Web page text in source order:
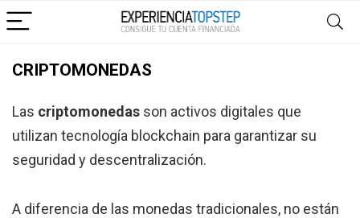
CRIPTOMONEDAS
Las criptomonedas son activos digitales que
utilizan tecnología blockchain para garantizar su
seguridad y descentralización.
A diferencia de las monedas tradicionales, no están